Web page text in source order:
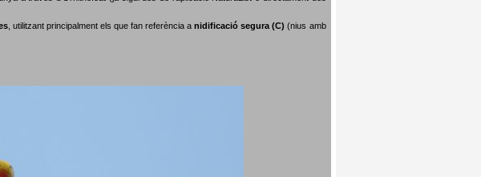
, utilitzant principalment els que fan referència anidificació segura (C) (nius amb